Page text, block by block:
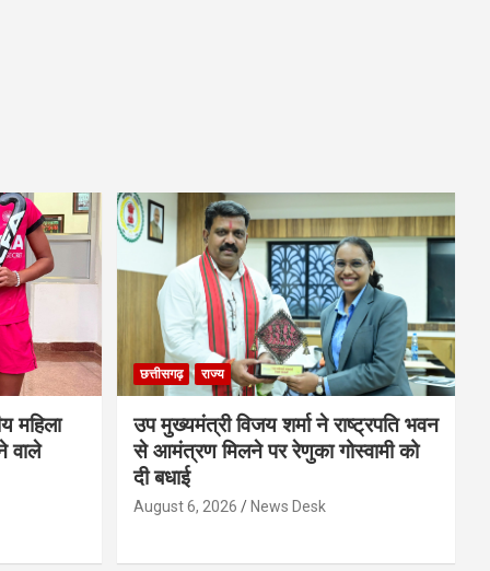
महिला
वाले
छत्तीसगढ़ राज्य
उप मुख्यमंत्री विजय शर्मा ने राष्ट्रपति भवन
से आमंत्रण मिलने पर रेणुका गोस्वामी को
दी बधाई
August 6, 2026 News Desk